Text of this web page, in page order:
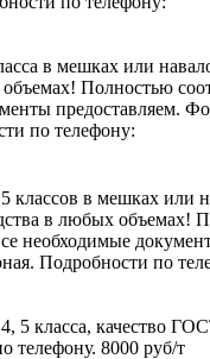
в мешках или
Полностью
предоставляем.
по телефону:
классов в мешках или
в любых объемах!
необходимые
Подробности по
5 класса, качество
телефону. 8000 руб/т